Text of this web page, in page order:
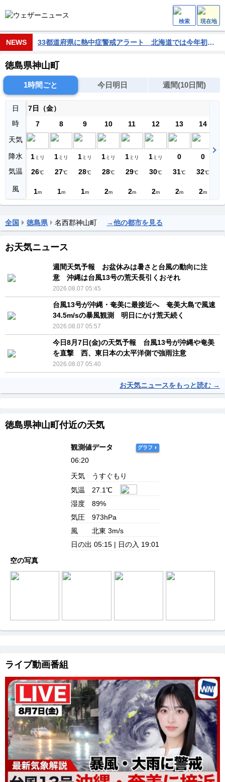
検索 現在地
NEWS 33都道府県に熱中症警戒アラート 北海道では今年初 危険な暑さに警戒
徳島県神山町
1時間ごと 今日明日 週間(10日間)
日
時
天気
降水
気温
風
7日（金）
7
1ミリ
26℃
1m
8
1ミリ
27℃
1m
9
1ミリ
28℃
1m
10
1ミリ
28℃
2m
11
1ミリ
29℃
2m
12
1ミリ
30℃
2m
13
0
31℃
2m
14
0
32℃
2m
全国 徳島県 名西郡神山町 →他の都市を見る
お天気ニュース
週間天気予報 お盆休みは暑さと台風の動向に注
意 沖縄は台風13号の荒天長引くおそれ
2026.08.07 05:45
台風13号が沖縄・奄美に最接近へ 奄美大島で風速
34.5m/sの暴風観測 明日にかけ荒天続く
2026.08.07 05:57
今日8月7日(金)の天気予報 台風13号が沖縄や奄美
を直撃 西、東日本の太平洋側で強雨注意
2026.08.07 05:40
お天気ニュースをもっと読む →
徳島県神山町付近の天気
観測値データ グラフ
06:20
天気
うすぐもり
気温
27.1℃
湿度
89%
気圧
973hPa
風
北東 3m/s
日の出 05:15 | 日の入 19:01
空の写真
ライブ動画番組